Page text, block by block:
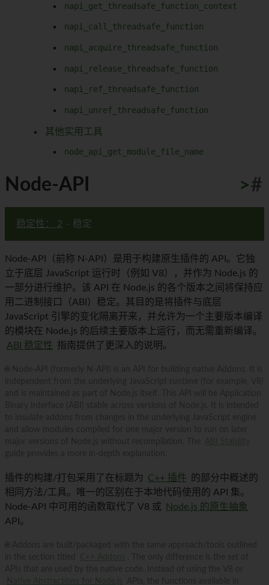
napi_get_threadsafe_function_context
napi_call_threadsafe_function
napi_acquire_threadsafe_function
napi_release_threadsafe_function
napi_ref_threadsafe_function
napi_unref_threadsafe_function
其他实用工具
node_api_get_module_file_name
Node-API #
>
稳定性： 2 - 稳定
Node-API（前称 N-API）是用于构建原生插件的 API。它独
立于底层 JavaScript 运行时（例如 V8），并作为 Node.js 的
一部分进行维护。该 API 在 Node.js 的各个版本之间将保持应
用二进制接口（ABI）稳定。其目的是将插件与底层
JavaScript 引擎的变化隔离开来，并允许为一个主要版本编译
的模块在 Node.js 的后续主要版本上运行，而无需重新编译。
ABI 稳定性 指南提供了更深入的说明。
插件的构建/打包采用了在标题为 C++ 插件
的部分中概述的
相同方法/工具。唯一的区别在于本地代码使用的 API 集。
Node-API 中可用的函数取代了 V8 或
Node.js 的原生抽象
API。